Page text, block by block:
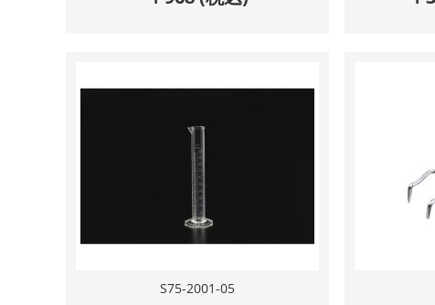
S75-2001-05